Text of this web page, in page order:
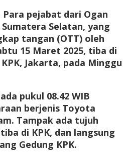
Para pejabat dari Ogan
Selatan, yang
tangan (OTT) oleh
15 Maret 2025, tiba di
Jakarta, pada Minggu
pukul 08.42 WIB
berjenis Toyota
Tampak ada tujuh
di KPK, dan langsung
Gedung KPK.